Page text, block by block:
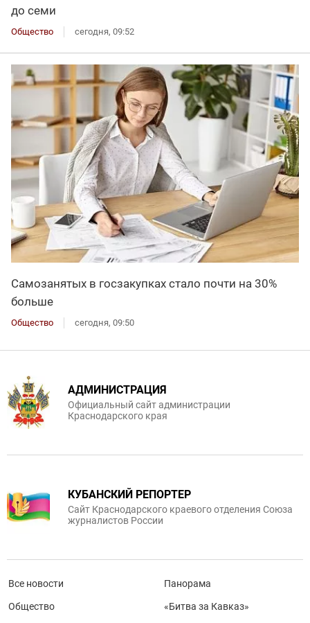
до семи
Общество сегодня, 09:52
Самозанятых в госзакупках стало почти на 30%
больше
Общество сегодня, 09:50
АДМИНИСТРАЦИЯ
Официальный сайт администрации
Краснодарского края
КУБАНСКИЙ РЕПОРТЕР
Сайт Краснодарского краевого отделения Союза
журналистов России
Все новости
Общество
Панорама
«Битва за Кавказ»